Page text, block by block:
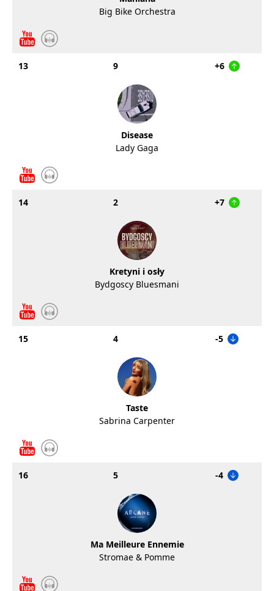
Big Bike Orchestra
13 9 +6
Disease
Lady Gaga
14 2 +7
Kretyni i osły
Bydgoscy Bluesmani
15 4 -5
Taste
Sabrina Carpenter
16 5 -4
Ma Meilleure Ennemie
Stromae & Pomme